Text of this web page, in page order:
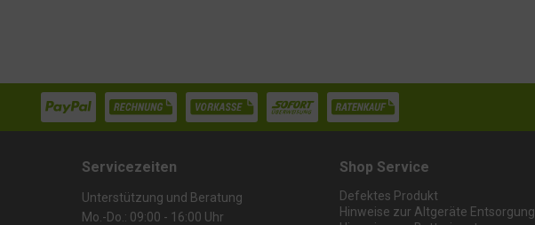
Servicezeiten
Unterstützung und Beratung
Mo.-Do.: 09:00 - 16:00 Uhr
Shop Service
Defektes Produkt
Hinweise zur Altgeräte Entsorgung